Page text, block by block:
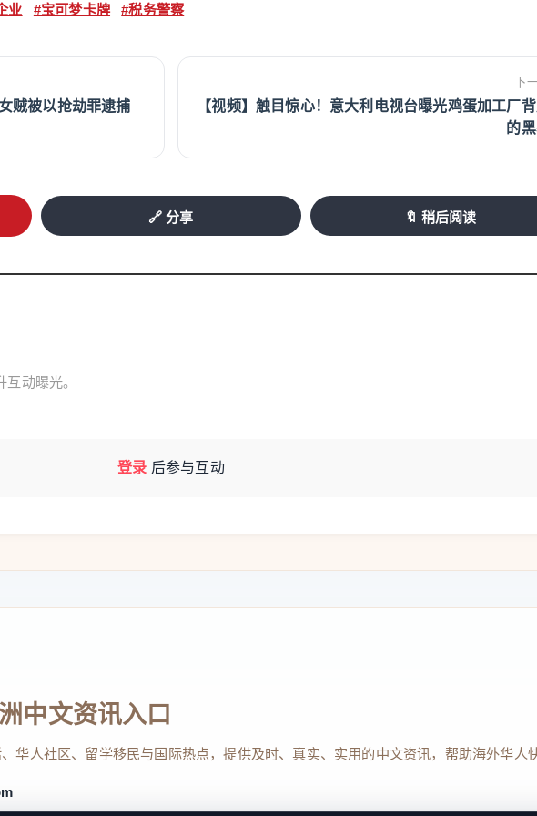
业 #宝可梦卡牌 #税务警察
贼被以抢劫罪逮捕
下
【视频】触目惊心！意大利电视台曝光鸡蛋加工厂
的
🔗 分享 🔖 稍后阅读
动曝光。
登录 后参与互动
中文资讯入口
华人社区、留学移民与国际热点，提供及时、真实、实用的中文资讯，帮助海外华人